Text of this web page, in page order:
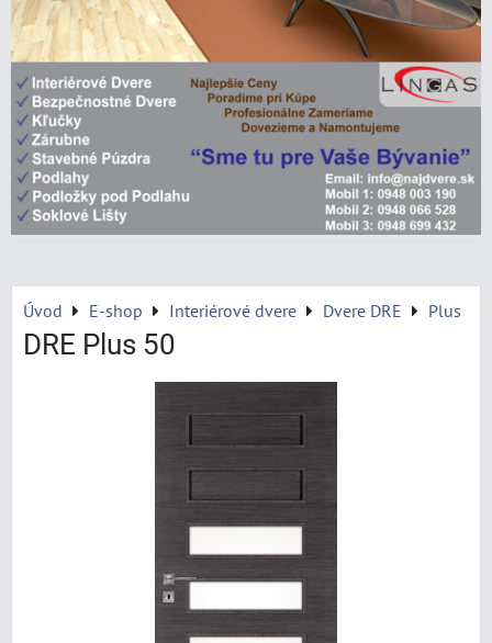
Úvod E-shop Interiérové dvere Dvere DRE Plus
DRE Plus 50